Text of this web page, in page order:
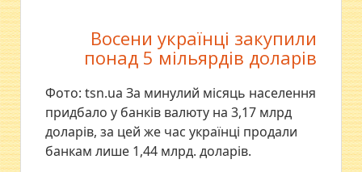
Восени українці закупили
понад 5 мільярдів доларів
Фото: tsn.ua За минулий місяць населення
придбало у банків валюту на 3,17 млрд
доларів, за цей же час українці продали
банкам лише 1,44 млрд. доларів.